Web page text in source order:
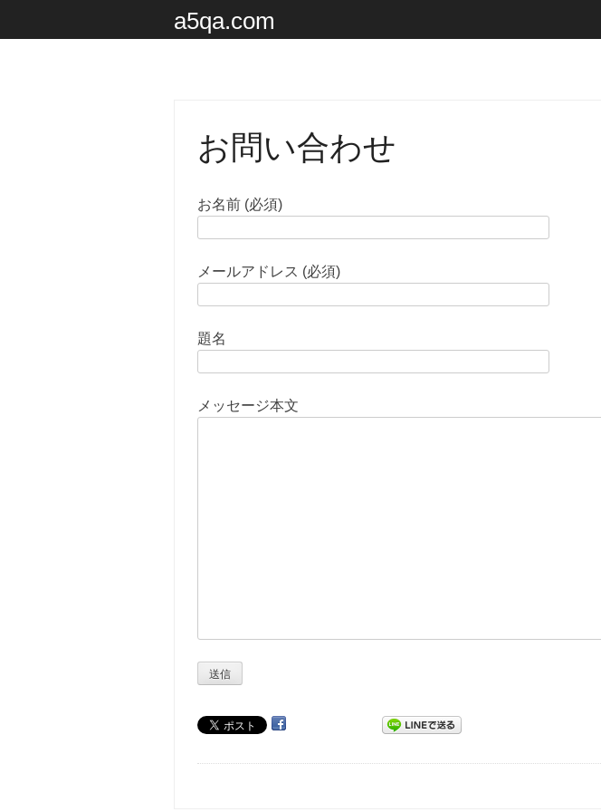
a5qa.com
お問い合わせ
お名前 (必須)
メールアドレス (必須)
題名
メッセージ本文